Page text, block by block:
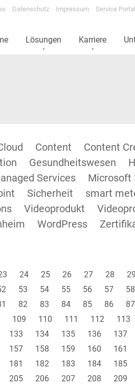
Datenschutz Impressum Service Portal
Lösungen Karriere
Content
Content
Gesundheitswesen
Services
Microsoft
Sicherheit
smart
Videoprodukt
WordPress
24 25 26 27 28 29
53 54 55 56 57 58
82 83 84 85 86 87
109 110 111 112 113
133 134 135 136 137
157 158 159 160 161
181 182 183 184 185
205 206 207 208 209